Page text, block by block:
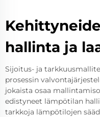
hallinta ja
Sijoitus- ja
prosessin
jokaista osaa
edistyneet lämpötilan
tarkkoja lämpötilojen